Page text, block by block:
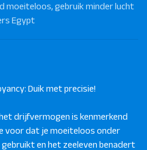
moeiteloos, gebruik minder lucht
Egypt
Duik met precisie!
drijfvermogen is kenmerkend
voor dat je moeiteloos onder
en het zeeleven benadert